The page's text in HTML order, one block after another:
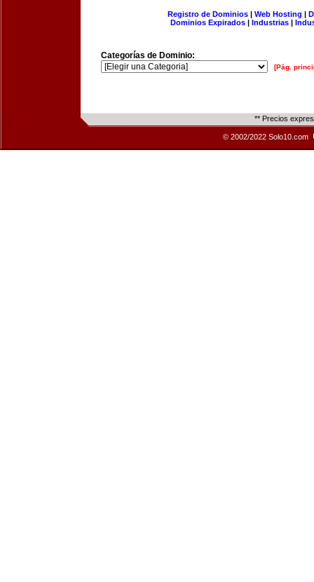
Registro de Dominios| Web Hosting |
Dominios Expirados | Industrias |
Categorías de Dominio:
[Pág.
** Precios
© 2002/2022 Solo10.com